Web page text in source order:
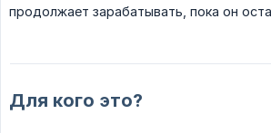
продолжает зарабатывать, пока он
Для кого это?